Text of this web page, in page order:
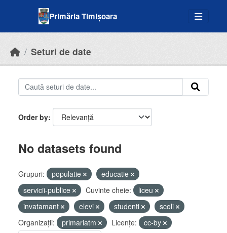
Primăria Timișoara
Seturi de date
Order by
No datasets found
Grupuri: populatie
educatie
servicii-publice
Cuvinte cheie:
liceu
invatamant
elevi studenti
scoli
Organizații:
primariatm Licenţe:
cc-by